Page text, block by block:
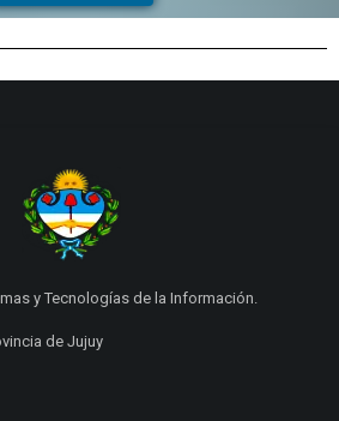
y Tecnologías de la Información.
de Jujuy